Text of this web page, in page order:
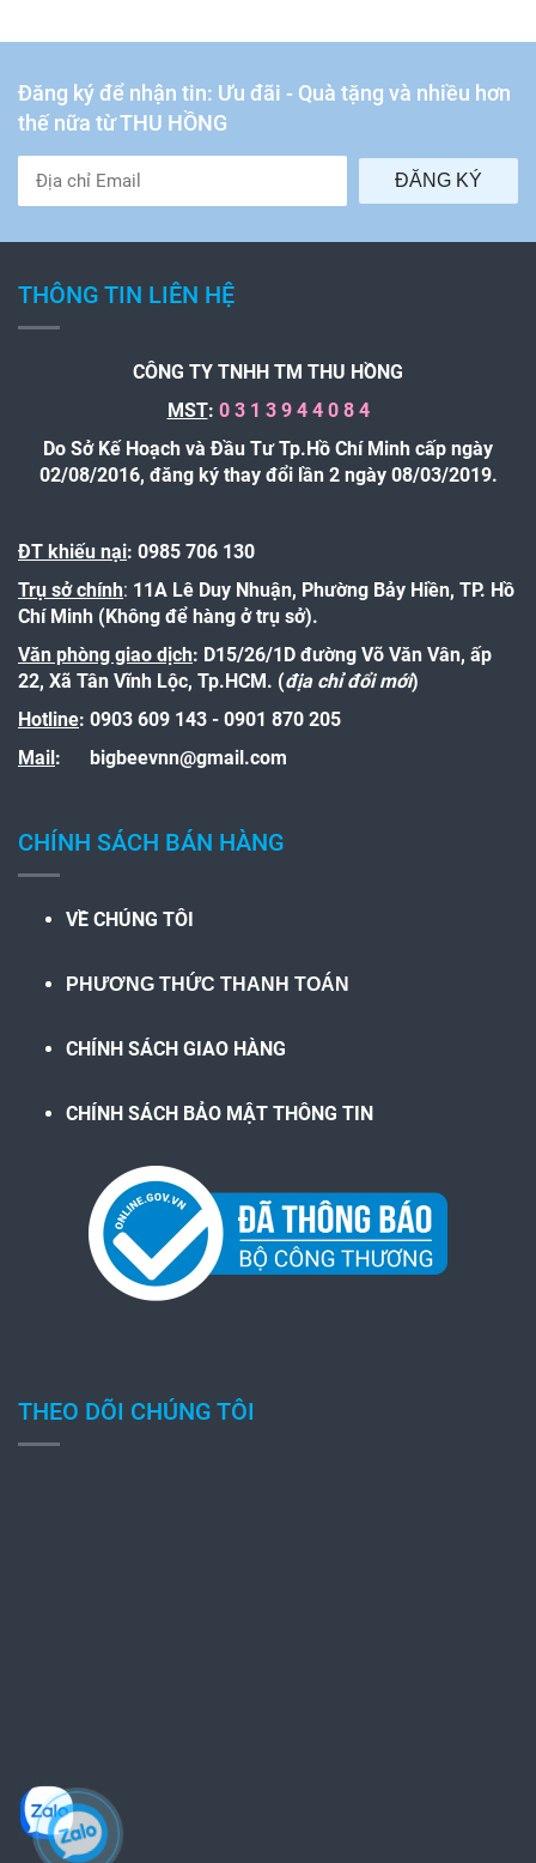
Đăng ký để nhận tin: Ưu đãi - Quà tặng và nhiều hơn
thế nữa từ THU HỒNG
ĐĂNG KÝ
THÔNG TIN LIÊN HỆ
CÔNG TY TNHH TM THU HỒNG
MST: 0 3 1 3 9 4 4 0 8 4
Do Sở Kế Hoạch và Đầu Tư Tp.Hồ Chí Minh cấp ngày
02/08/2016, đăng ký thay đổi lần 2 ngày 08/03/2019.
ĐT khiếu nại: 0985 706 130
Trụ sở chính: 11A Lê Duy Nhuận, Phường Bảy Hiền, TP. Hồ
Chí Minh (Không để hàng ở trụ sở).
Văn phòng giao dịch: D15/26/1D đường Võ Văn Vân, ấp
22, Xã Tân Vĩnh Lộc, Tp.HCM. (địa chỉ đổi mới)
Hotline: 0903 609 143 - 0901 870 205
Mail: bigbeevnn@gmail.com
CHÍNH SÁCH BÁN HÀNG
VỀ CHÚNG TÔI
PHƯƠNG THỨC THANH TOÁN
CHÍNH SÁCH GIAO HÀNG
CHÍNH SÁCH BẢO MẬT THÔNG TIN
THEO DÕI CHÚNG TÔI